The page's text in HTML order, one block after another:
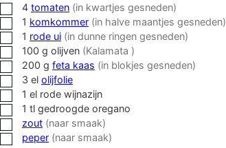
▢
4 tomaten (in kwartjes gesneden)
▢1 komkommer (in halve maantjes gesneden)
▢1 rode ui (in dunne ringen gesneden)
▢100 g olijven (Kalamata )
▢
200 g feta kaas (in blokjes gesneden)
▢
3 el olijfolie
▢1 el rode wijnazijn
▢1 tl gedroogde oregano
▢zout (naar smaak)
▢
peper (naar smaak)